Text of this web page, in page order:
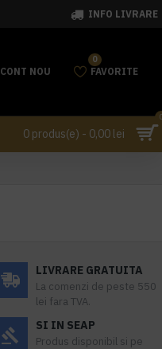
INFO LIVRARE
CONT NOU FAVORITE
0
0 produs(e) - 0,00 lei
LIVRARE GRATUITA
La comenzi de peste 550
lei fara TVA.
SI IN SEAP
Produs disponibil si pe